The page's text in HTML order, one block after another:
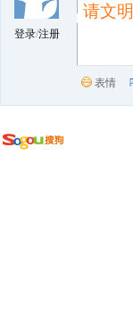
登录/注册
表情